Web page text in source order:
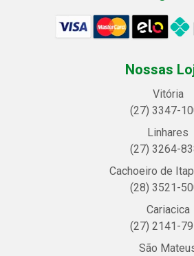
Nossas
Vitória
(27) 3347-
Linhares
(27) 3264-
Cachoeiro de
(28) 3521-
Cariacica
(27) 2141-
São